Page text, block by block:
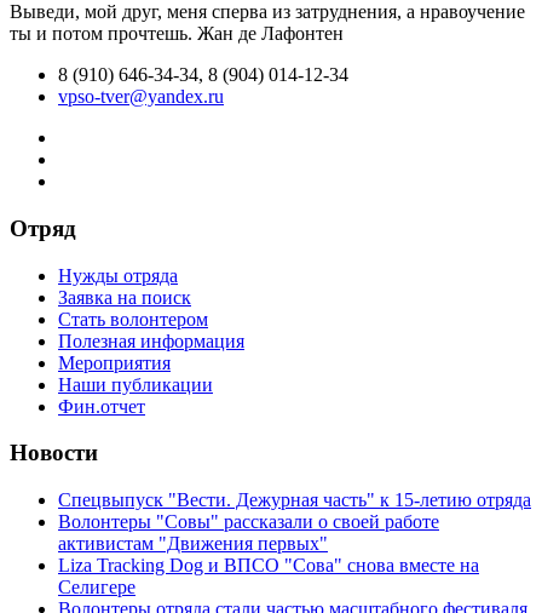
Выведи, мой друг, меня сперва из затруднения, а нравоучение
ты и потом прочтешь. Жан де Лафонтен
8 (910) 646-34-34, 8 (904) 014-12-34
vpso-tver@yandex.ru
Отряд
Нужды отряда
Заявка на поиск
Стать волонтером
Полезная информация
Мероприятия
Наши публикации
Фин.отчет
Новости
Спецвыпуск "Вести. Дежурная часть" к 15-летию отряда
Волонтеры "Совы" рассказали о своей работе
активистам "Движения первых"
Liza Tracking Dog и ВПСО "Сова" снова вместе на
Селигере